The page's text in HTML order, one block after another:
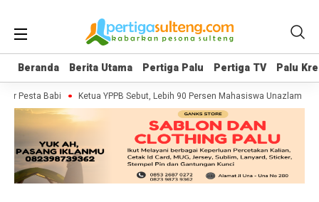
Beranda Berita Utama Pertiga Palu Pertiga TV Palu
Beranda Berita Utama Pertiga Palu Pertiga TV Palu
Pesta Babi Ketua YPPB Sebut, Lebih 90 Persen Mahasiswa Unazlam